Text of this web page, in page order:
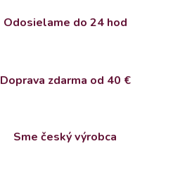
Odosielame do 24 hod
Doprava zdarma od 40 €
Sme český výrobca